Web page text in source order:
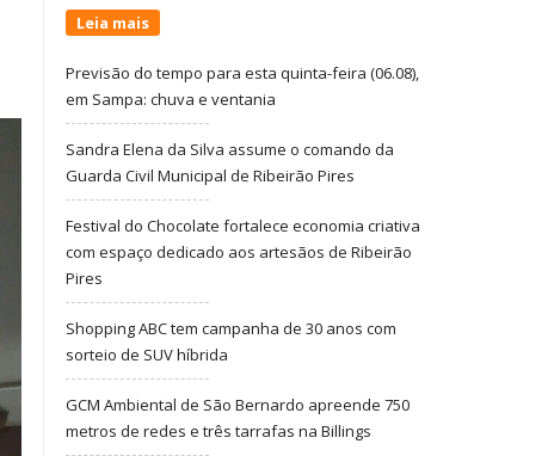
Leia mais
Previsão do tempo para esta quinta-feira (06.08),
em Sampa: chuva e ventania
Sandra Elena da Silva assume o comando da
Guarda Civil Municipal de Ribeirão Pires
Festival do Chocolate fortalece economia criativa
com espaço dedicado aos artesãos de Ribeirão
Pires
Shopping ABC tem campanha de 30 anos com
sorteio de SUV híbrida
GCM Ambiental de São Bernardo apreende 750
metros de redes e três tarrafas na Billings